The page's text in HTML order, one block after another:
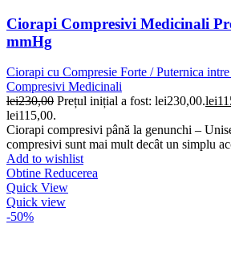
Ciorapi Compresivi Medicinali
mmHg
Ciorapi cu Compresie Forte / Puternica
Compresivi Medicinali
lei230,00 Prețul inițial a fost: lei230,00.lei
lei115,00.
Ciorapi compresivi până la genunchi –
compresivi sunt mai mult decât un simplu
Add to wishlist
Obtine Reducerea
Quick View
Quick view
-50%